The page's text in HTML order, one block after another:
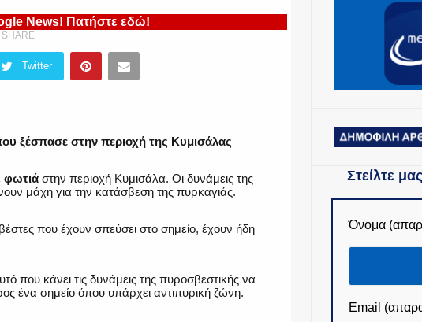
News! Πατήστε εδώ!
SHARE
Twitter
ξέσπασε στην περιοχή της Κυμισάλας
φωτιά στην περιοχή Κυμισάλα. Οι δυνάμεις της
μάχη για την κατάσβεση της πυρκαγιάς.
που έχουν σπεύσει στο σημείο, έχουν ήδη
που κάνει τις δυνάμεις της πυροσβεστικής να
ένα σημείο όπου υπάρχει αντιπυρική ζώνη.
Στείλτε
Όνομα
Email